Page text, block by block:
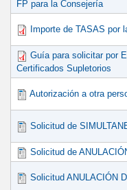
FP para la Consejería
Importe de TASAS por
Guía para solicitar por
Certificados Supletorios
Autorización a otra
Solicitud de
Solicitud de
Solicitud ANULACIÓN